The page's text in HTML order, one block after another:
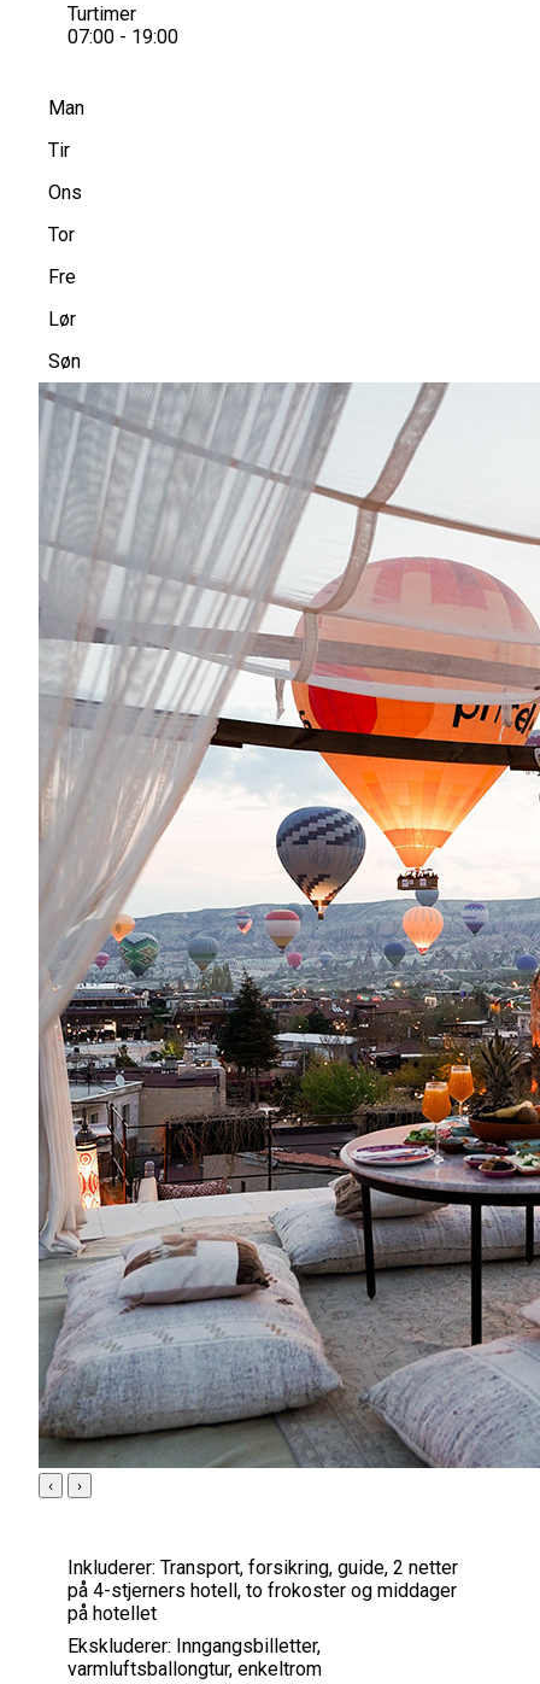
Turtimer
07:00 - 19:00
Man
Tir
Ons
Tor
Fre
Lør
Søn
‹ ›
Inkluderer: Transport, forsikring, guide, 2 netter
på 4-stjerners hotell, to frokoster og middager
på hotellet
Ekskluderer: Inngangsbilletter,
varmluftsballongtur, enkeltrom